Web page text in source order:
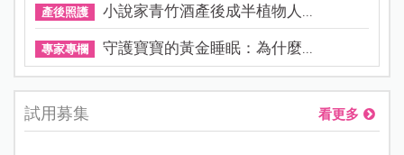
產後照護 小說家青竹酒產後成半植物人...
專家專欄 守護寶寶的黃金睡眠：為什麼...
試用募集 看更多